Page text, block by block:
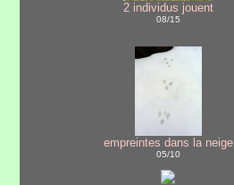
2 individus jouent
08/15
empreintes dans la neige
05/10